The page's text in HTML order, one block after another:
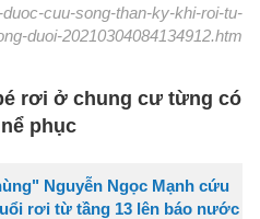
cuu-song-than-ky-khi-roi-tu-
duoi-20210304084134912.htm
rơi ở chung cư từng có
phục
Nguyễn Ngọc Mạnh cứu
rơi từ tầng 13 lên báo nước